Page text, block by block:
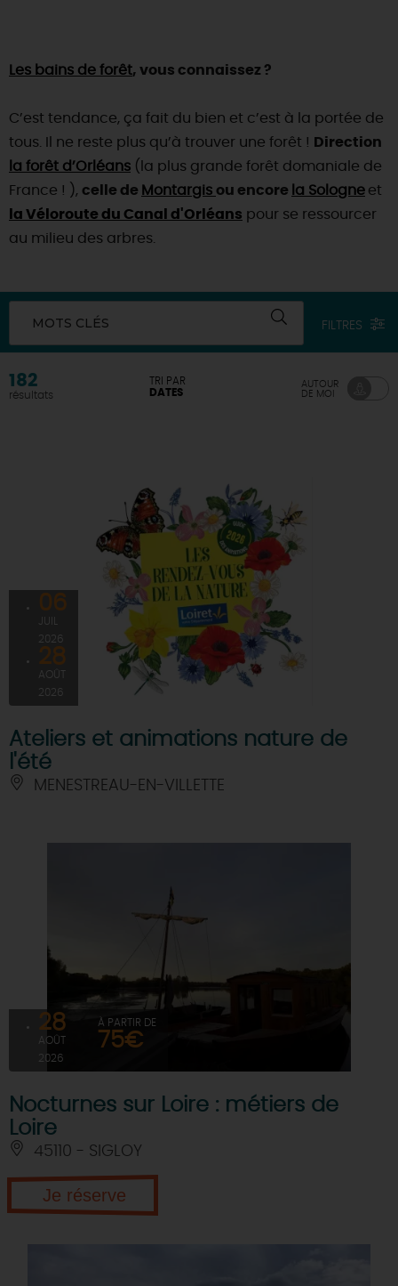
Les bains de forêt, vous connaissez ?
C’est tendance, ça fait du bien et c’est à la portée de
tous. Il ne reste plus qu’à trouver une forêt !
Direction
la forêt d’Orléans (la plus grande forêt domaniale de
France ! ), celle de Montargis ou encore la Sologne et
la Véloroute du Canal d'Orléans pour se ressourcer
au milieu des arbres.
MOTS CLÉS FILTRES
182
résultats
TRI PAR
DATES
AUTOUR
DE MOI
06
2026
28
AOÛT
2026
Ateliers et animations nature de
l'été
MENESTREAU-EN-VILLETTE
28
AOÛT
2026
À PARTIR DE
75€
Nocturnes sur Loire : métiers de
Loire
45110 - SIGLOY
Je réserve